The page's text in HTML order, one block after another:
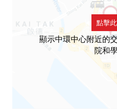
點擊
顯示中環中心附近的
院和